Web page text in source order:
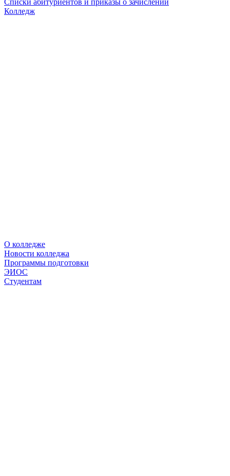
Списки абитуриентов и приказы о зачислении
Колледж
О колледже
Новости колледжа
Программы подготовки
ЭИОС
Студентам